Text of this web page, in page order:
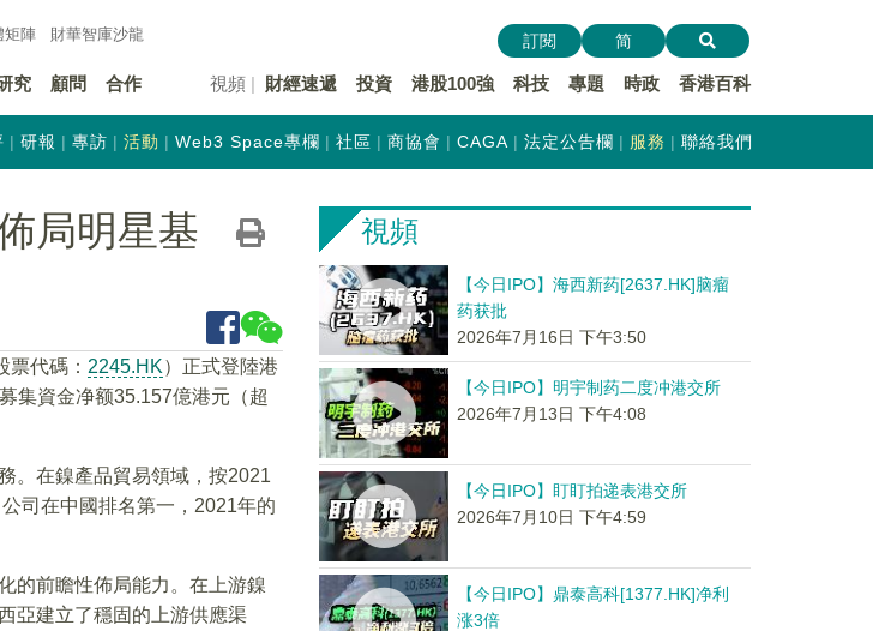
矩陣 財華智庫沙龍
究 顧問 合作 視頻 財經速遞 投資 港股100強 科技 專題 時政 香港百科
訂閱 简
研報 專訪 活動 Web3 Space專欄 社區 商協會 CAGA 法定公告欄 服務 聯絡我們
局明星基
代碼： 2245.HK）正式登陸港
集資金净额35.157億港元（超
。在鎳產品貿易領域，按2021
司在中國排名第一，2021年的
的前瞻性佈局能力。在上游鎳
亞建立了穩固的上游供應渠
視頻
【今日IPO】海西新药[2637.HK]脑瘤
药获批
2026年7月16日 下午3:50
【今日IPO】明宇制药二度冲港交所
2026年7月13日 下午4:08
【今日IPO】盯盯拍递表港交所
2026年7月10日 下午4:59
【今日IPO】鼎泰高科[1377.HK]净利
涨3倍